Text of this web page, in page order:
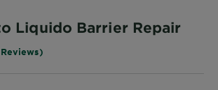
Liquido Barrier Repair